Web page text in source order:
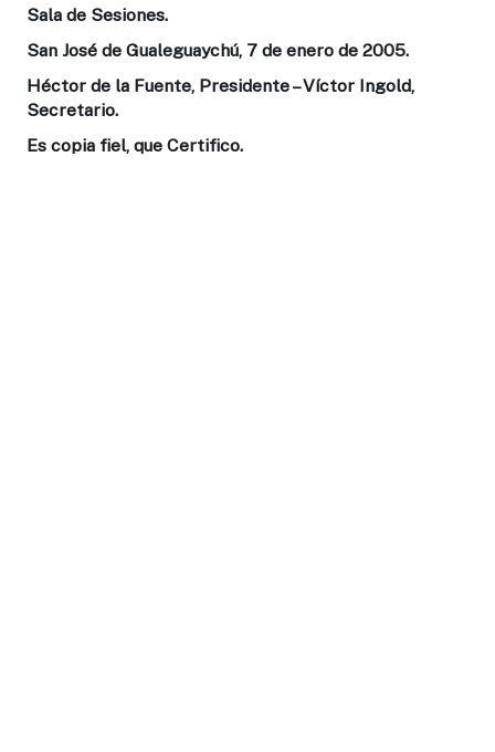
Sala de Sesiones.
San José de Gualeguaychú, 7 de enero de 2005.
Héctor de la Fuente, Presidente – Víctor Ingold,
Secretario.
Es copia fiel, que Certifico.